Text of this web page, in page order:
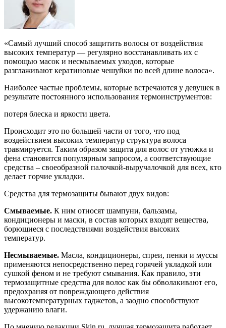
«Самый лучший способ защитить волосы от воздействия
высоких температур — регулярно восстанавливать их с
помощью масок и несмываемых уходов, которые
разглаживают кератиновые чешуйки по всей длине волоса».
Наиболее частые проблемы, которые встречаются у девушек в
результате постоянного использования термоинструментов:
потеря блеска и яркости цвета.
Происходит это по большей части от того, что под
воздействием высоких температур структура волоса
травмируется. Таким образом защита для волос от утюжка и
фена становится популярным запросом, а соответствующие
средства – своеобразной палочкой-выручалочкой для всех, кто
делает горчие укладки.
Средства для термозащиты бывают двух видов:
Смываемые. К ним относят шампуни, бальзамы,
кондиционеры и маски, в состав которых входят вещества,
борющиеся с последствиями воздействия высоких
температур.
Несмываемые. Масла, кондиционеры, спреи, пенки и муссы
применяются непосредственно перед горячей укладкой или
сушкой феном и не требуют смывания. Как правило, эти
термозащитные средства для волос как бы обволакивают его,
предохраняя от повреждающего действия
высокотемпературных гаджетов, а заодно способствуют
удержанию влаги.